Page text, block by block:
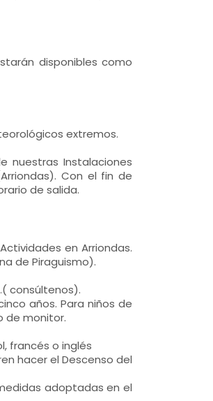
disponibles como
extremos.
nuestras Instalaciones
Con el fin de
de salida.
en Arriondas.
de Piraguismo).
consúltenos).
años. Para niños de
de monitor.
francés o inglés
hacer el Descenso del
adoptadas en el